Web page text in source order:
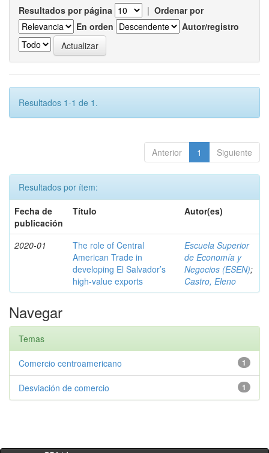
Resultados por página | Ordenar por
En orden
Autor/registro
Resultados 1-1 de 1.
Anterior 1 Siguiente
Resultados por ítem:
Fecha de
publicación
Título Autor(es)
2020-01
The role of Central
American Trade in
developing El Salvador’s
high-value exports
Escuela Superior
de Economía y
Negocios (ESEN);
Castro, Eleno
Navegar
Temas
1
Comercio centroamericano
1
Desviación de comercio